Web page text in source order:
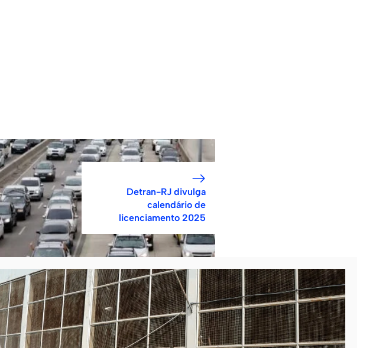
Detran-RJ divulga
calendário de
licenciamento 2025